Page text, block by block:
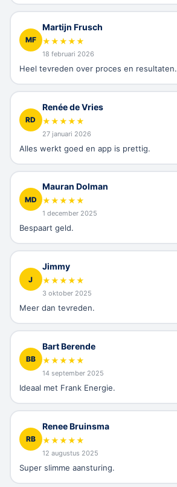
MF
Martijn Frusch
★★★★★
18 februari 2026
Heel tevreden over proces en resultaten.
RD
Renée de Vries
★★★★★
27 januari 2026
Alles werkt goed en app is prettig.
MD
Mauran Dolman
★★★★★
1 december 2025
Bespaart geld.
J
Jimmy
★★★★★
3 oktober 2025
Meer dan tevreden.
BB
Bart Berende
★★★★★
14 september 2025
Ideaal met Frank Energie.
RB
Renee Bruinsma
★★★★★
12 augustus 2025
Super slimme aansturing.